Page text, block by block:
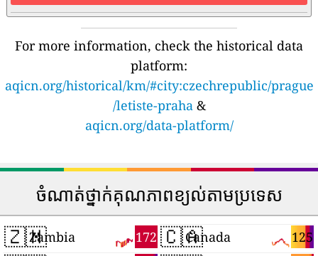
For more information, check the historical data
platform:
aqicn.org/historical/km/#city:czechrepublic/prague
/letiste-praha&
aqicn.org/data-platform/
ចំណាត់ថ្នាក់គុណភាពខ្យល់តាមប្រទេស
🇿🇲 172
Zambia 🇨🇦 125
Canada